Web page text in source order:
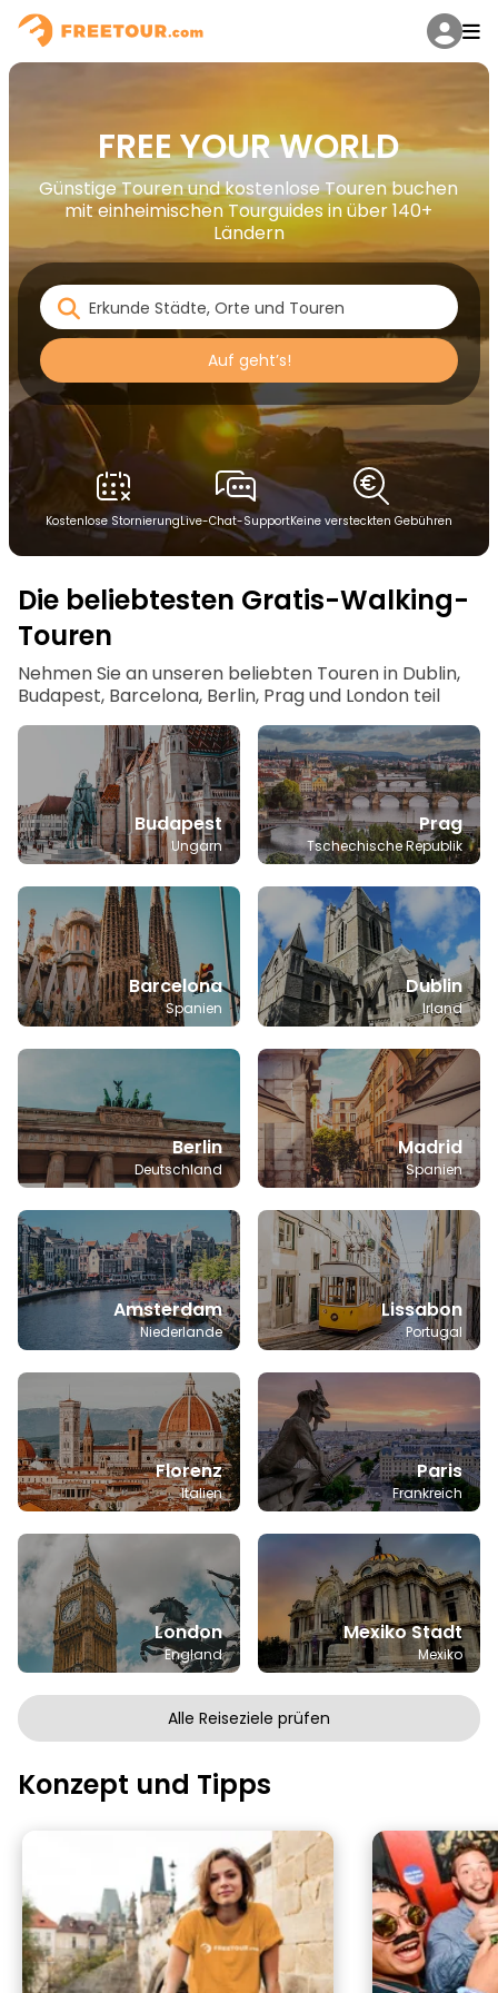
FREE YOUR WORLD
Günstige Touren und kostenlose Touren buchen
mit einheimischen Tourguides in über 140+
Ländern
Auf geht’s!
Kostenlose StornierungLive-Chat-SupportKeine versteckten Gebühren
Die beliebtesten Gratis-Walking-
Touren
Nehmen Sie an unseren beliebten Touren in Dublin,
Budapest, Barcelona, Berlin, Prag und London teil
Budapest
Ungarn
Prag
Tschechische Republik
Barcelona
Spanien
Dublin
Irland
Berlin
Deutschland
Madrid
Spanien
Amsterdam
Niederlande
Lissabon
Portugal
Florenz
Italien
Paris
Frankreich
London
England
Mexiko Stadt
Mexiko
Alle Reiseziele prüfen
Konzept und Tipps